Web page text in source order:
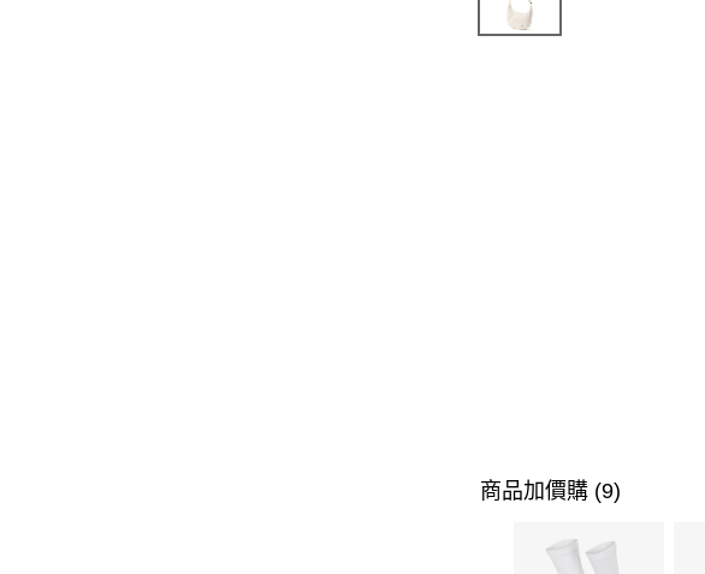
商品加價購 (9)